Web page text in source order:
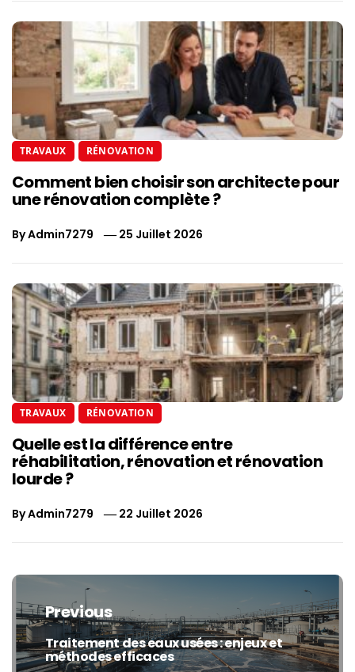
TRAVAUX RÉNOVATION
Comment bien choisir son architecte pour
une rénovation complète ?
ByAdmin7279 25 Juillet 2026
TRAVAUX RÉNOVATION
Quelle est la différence entre
réhabilitation, rénovation et rénovation
lourde ?
ByAdmin7279 22 Juillet 2026
Navigation
de
l’article
Previous
Previous
post:
Traitement des eaux usées : enjeux et
méthodes efficaces